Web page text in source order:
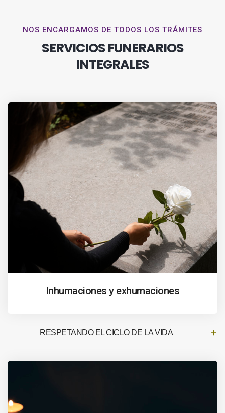
NOS ENCARGAMOS DE TODOS LOS TRÁMITES
SERVICIOS FUNERARIOS
INTEGRALES
Inhumaciones y exhumaciones
RESPETANDO EL CICLO DE LA VIDA